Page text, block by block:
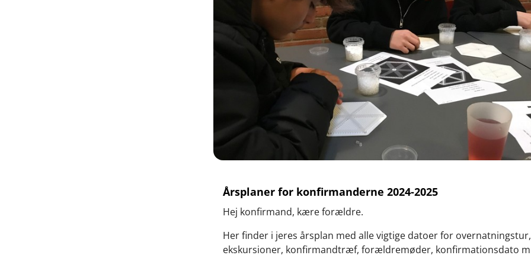
Årsplaner for konfirmanderne 2024-2025
Hej konfirmand, kære forældre.
Her finder i jeres årsplan med alle vigtige datoer for overnatningstur,
ekskursioner, konfirmandtræf, forældremøder, konfirmationsdato